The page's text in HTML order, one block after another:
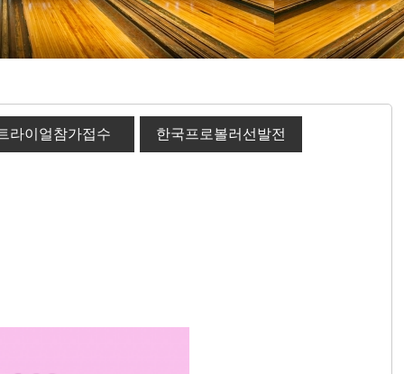
라이얼참가접수 한국프로볼러선발전